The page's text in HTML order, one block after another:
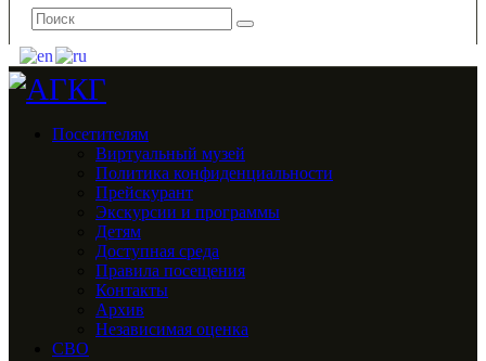
Посетителям
Виртуальный музей
Политика конфиденциальности
Прейскурант
Экскурсии и программы
Детям
Доступная среда
Правила посещения
Контакты
Архив
Независимая оценка
СВО